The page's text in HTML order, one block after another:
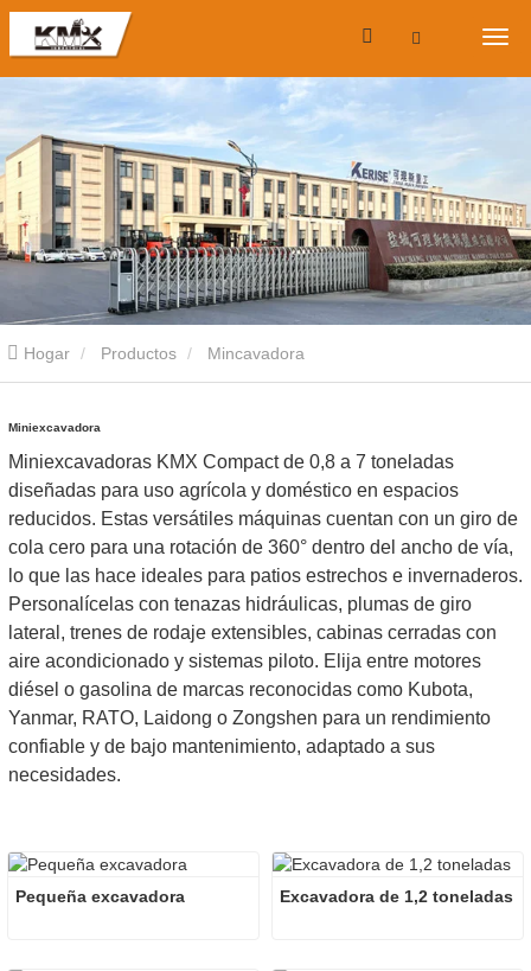
Hogar Productos Mincavadora
Miniexcavadora
Miniexcavadoras KMX Compact de 0,8 a 7 toneladas
diseñadas para uso agrícola y doméstico en espacios
reducidos. Estas versátiles máquinas cuentan con un giro de
cola cero para una rotación de 360° dentro del ancho de vía,
lo que las hace ideales para patios estrechos e invernaderos.
Personalícelas con tenazas hidráulicas, plumas de giro
lateral, trenes de rodaje extensibles, cabinas cerradas con
aire acondicionado y sistemas piloto. Elija entre motores
diésel o gasolina de marcas reconocidas como Kubota,
Yanmar, RATO, Laidong o Zongshen para un rendimiento
confiable y de bajo mantenimiento, adaptado a sus
necesidades.
Pequeña excavadora Excavadora de 1,2 toneladas